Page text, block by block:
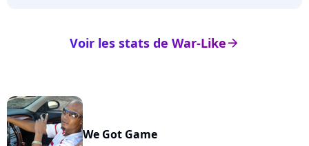
arrow_right
Voir les stats de War-Like
We Got Game